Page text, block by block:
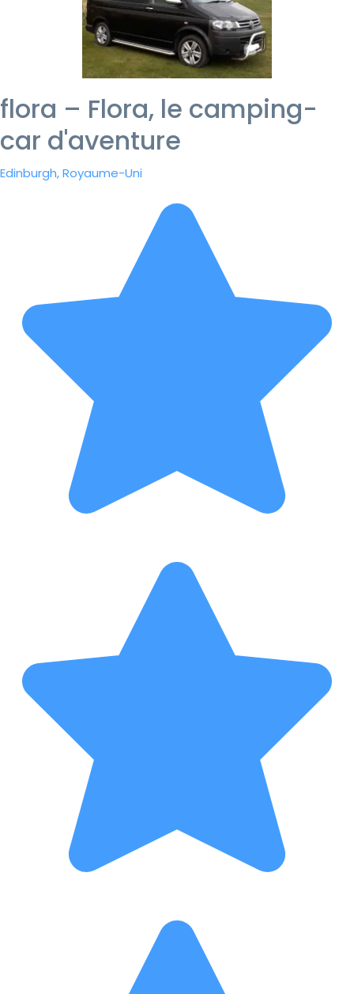
flora – Flora, le camping-
car d'aventure
Edinburgh, Royaume-Uni